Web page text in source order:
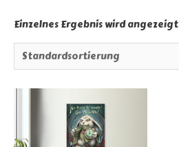
Einzelnes Ergebnis wird angezeigt